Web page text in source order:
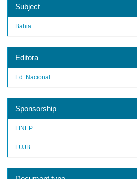
Subject
Bahia
Editora
Ed. Nacional
Sponsorship
FINEP
FUJB